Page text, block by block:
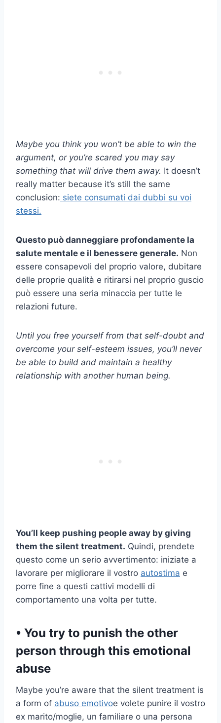
Maybe you think you won’t be able to win the
argument, or you’re scared you may say
something that will drive them away. It doesn’t
really matter because it’s still the same
conclusion: siete consumati dai dubbi su voi
stessi.
Questo può danneggiare profondamente la
salute mentale e il benessere generale. Non
essere consapevoli del proprio valore, dubitare
delle proprie qualità e ritirarsi nel proprio guscio
può essere una seria minaccia per tutte le
relazioni future.
Until you free yourself from that self-doubt and
overcome your self-esteem issues, you’ll never
be able to build and maintain a healthy
relationship with another human being.
You’ll keep pushing people away by giving
them the silent treatment. Quindi, prendete
questo come un serio avvertimento: iniziate a
lavorare per migliorare il vostro autostima e
porre fine a questi cattivi modelli di
comportamento una volta per tutte.
• You try to punish the other
person through this emotional
abuse
Maybe you’re aware that the silent treatment is
a form of abuso emotivoe volete punire il vostro
ex marito/moglie, un familiare o una persona